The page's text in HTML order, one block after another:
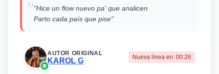
""Hice un flow nuevo pa' que analicen
Parto cada país que pise"
AUTOR ORIGINAL
KAROL G Nueva línea en: 00:26